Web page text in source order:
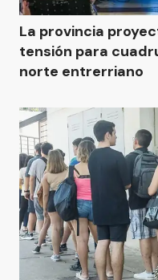
La provincia
tensión para
norte entrerriano